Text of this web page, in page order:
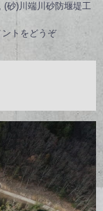
(砂)川端川砂防堰堤工
ントをどうぞ